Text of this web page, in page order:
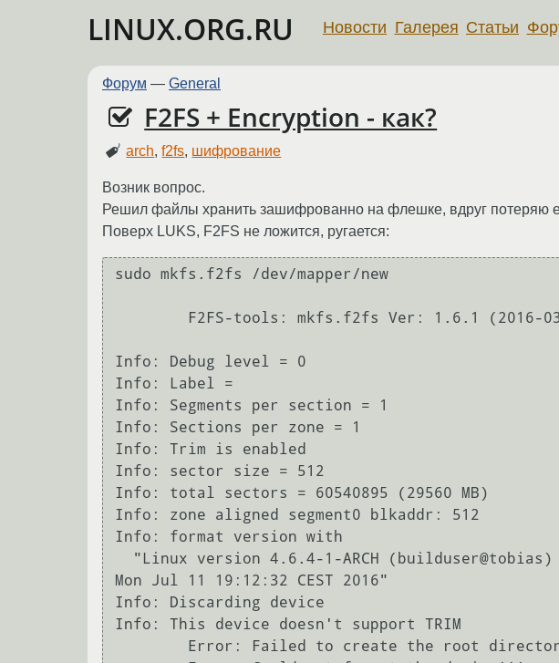
LINUX.ORG.RU Новости Галерея Статьи
Форум — General
F2FS + Encryption - как?
arch,f2fs, шифрование
Возник вопрос.
Решил файлы хранить зашифрованно на флешке, вдруг потеряю
Поверх LUKS, F2FS не ложится, ругается:
sudo mkfs.f2fs /dev/mapper/new
Info: Debug level = 0
Info: Label =
Info: Segments per section = 1
Info: Sections per zone = 1
Info: Trim is enabled
Info: sector size = 512
Info: total sectors = 60540895 (29560 MB)
Info: zone aligned segment0 blkaddr: 512
Info: format version with
Mon Jul 11 19:12:32 CEST 2016"
Info: Discarding device
Info: This device doesn't support TRIM